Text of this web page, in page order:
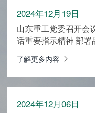
2024年12月19日
山东重工党委召开会
话重要指示精神 部
了解更多内容
2024年12月06日